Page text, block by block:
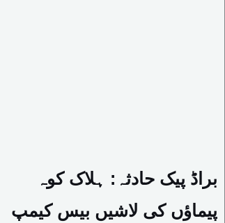
براڈ پیک حادثہ: ہلاک کوہ
پیماؤں کی لاشیں بیس کیمپ